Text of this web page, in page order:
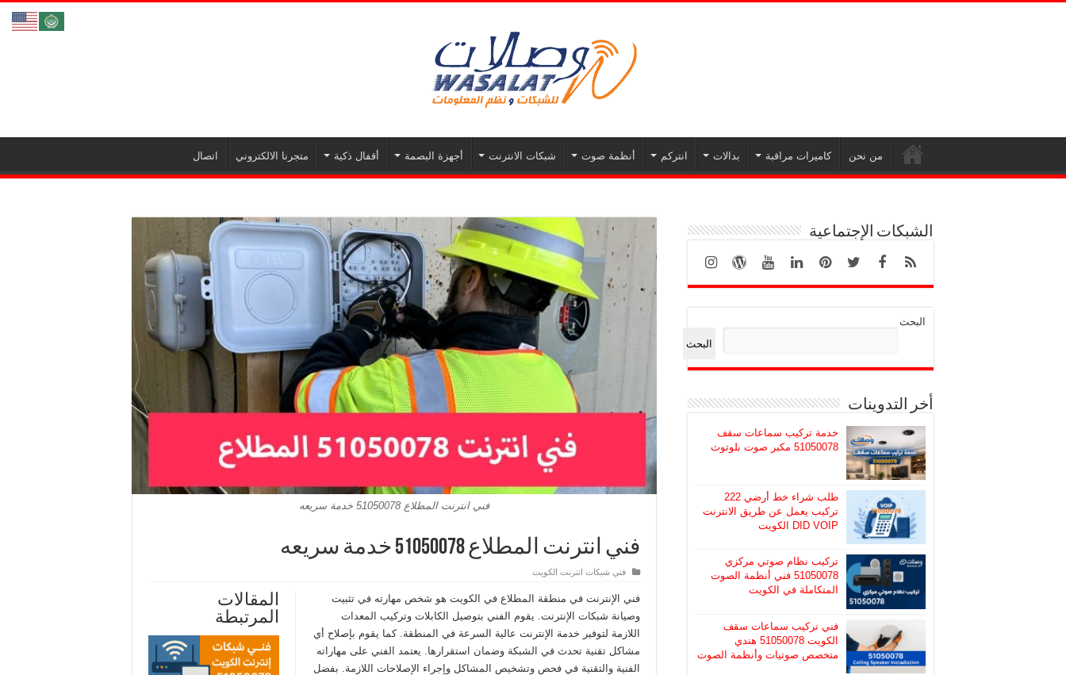
من نحن كاميرات مراقبة بدالات انتركم أنظمة صوت شبكات الانترنت أجهزة البصمة أقفال ذكية متجرنا الالكتروني اتصال
فني انترنت المطلاع 51050078 خدمة سريعه
فني انترنت المطلاع 51050078 خدمة سريعه
فني شبكات انترنت الكويت
المقالات
المرتبطة
فني الإنترنت في منطقة المطلاع في الكويت هو شخص مهارته في تثبيت
وصيانة شبكات الإنترنت. يقوم الفني بتوصيل الكابلات وتركيب المعدات
اللازمة لتوفير خدمة الإنترنت عالية السرعة في المنطقة. كما يقوم بإصلاح أي
مشاكل تقنية تحدث في الشبكة وضمان استقرارها. يعتمد الفني على مهاراته
الفنية والتقنية في فحص وتشخيص المشاكل وإجراء الإصلاحات اللازمة. بفضل
الشبكات الإجتماعية
البحث
البحث
أخر التدوينات
خدمة تركيب سماعات سقف
51050078 مكبر صوت بلوتوث
طلب شراء خط أرضي 222
تركيب يعمل عن طريق الانترنت
DID VOIP الكويت
تركيب نظام صوتي مركزي
51050078 فني أنظمة الصوت
المتكاملة في الكويت
فني تركيب سماعات سقف
الكويت 51050078 هندي
متخصص صوتيات وأنظمة الصوت